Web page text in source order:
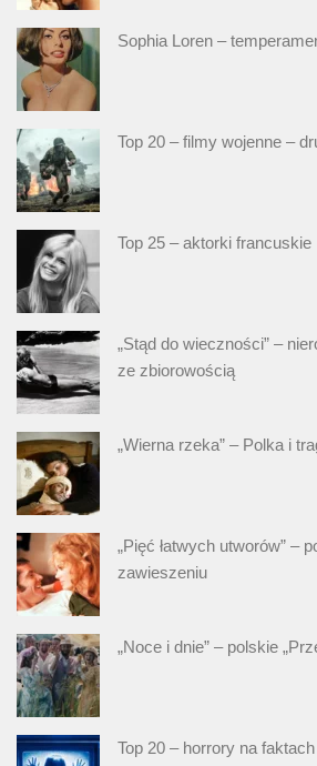
Sophia Loren –
Top 20 – filmy wojenne –
Top 25 – aktorki francuskie
„Stąd do wieczności” –
ze zbiorowością
„Wierna rzeka” – Polka i
„Pięć łatwych utworów” –
zawieszeniu
„Noce i dnie” – polskie
Top 20 – horrory na faktach